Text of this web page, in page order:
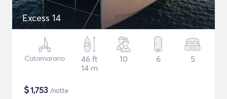
Excess 14
Catamarano
46 ft
14 m
10 6 5
$1,753 /notte